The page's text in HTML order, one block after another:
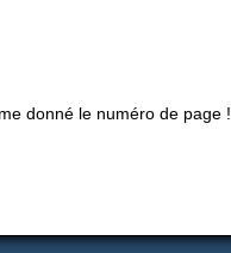
donné le numéro de page !